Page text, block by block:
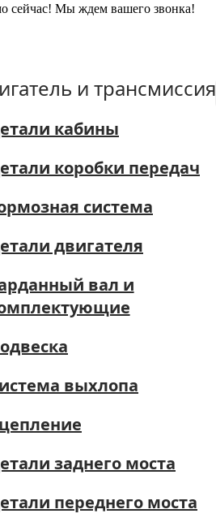
сейчас! Мы ждем вашего звонка!
и трансмиссия
кабины
коробки передач
система
двигателя
вал и
выхлопа
заднего моста
переднего моста